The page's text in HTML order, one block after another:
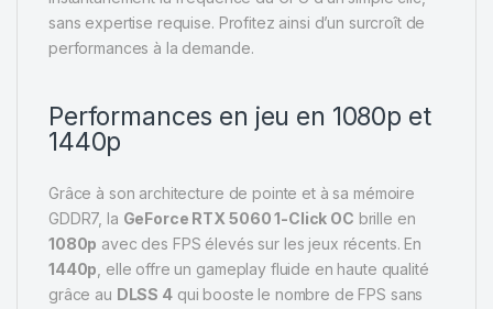
sans expertise requise. Profitez ainsi d’un surcroît de
performances à la demande.
Performances en jeu en 1080p et
1440p
Grâce à son architecture de pointe et à sa mémoire
GDDR7, la GeForce RTX 5060 1-Click OC brille en
1080p avec des FPS élevés sur les jeux récents. En
1440p , elle offre un gameplay fluide en haute qualité
grâce au DLSS 4qui booste le nombre de FPS sans